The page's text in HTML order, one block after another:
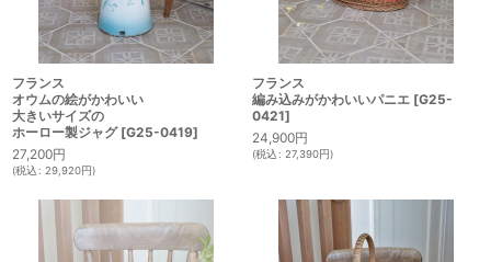
フランス
オウムの絵がかわいい
大きいサイズの
ホーロー製ジャグ [G25-0419]
27,200円
(税込: 29,920円)
フランス
編み込みがかわいいパニエ [G25-
0421]
24,900円
(税込: 27,390円)